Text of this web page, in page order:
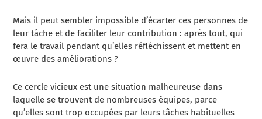
Mais il peut sembler impossible d’écarter ces personnes de
leur tâche et de faciliter leur contribution : après tout, qui
fera le travail pendant qu’elles réfléchissent et mettent en
œuvre des améliorations ?
Ce cercle vicieux est une situation malheureuse dans
laquelle se trouvent de nombreuses équipes, parce
qu’elles sont trop occupées par leurs tâches habituelles